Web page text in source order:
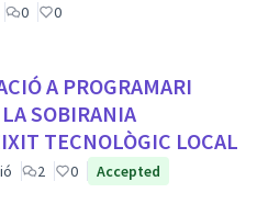
0 0
A PROGRAMARI
SOBIRANIA
TECNOLÒGIC LOCAL
2 0 Accepted